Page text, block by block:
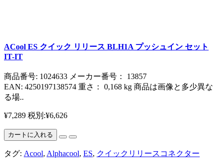
ACool ES クイック リリース BLH1A プッシュイン セット
IT-IT
商品番号: 1024633 メーカー番号： 13857
EAN: 4250197138574 重さ： 0,168 kg 商品は画像と多少異な
る場..
¥7,289 税別:¥6,626
カートに入れる
タグ: Acool, Alphacool, ES, クイックリリースコネクター